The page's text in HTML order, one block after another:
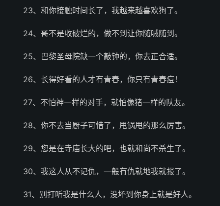
23、和你接触时间长了，我越来越喜欢狗了。
24、哥不是收破烂的，做不到让你随喊随到。
25、巴黎圣母院缺一个敲钟的，你去正合适。
26、长得好看的人才有青春，你只有青春痘！
27、不怕神一样的对手，就怕像猪一样的队友。
28、你不去当厨子可惜了，甩锅甩的那么厉害。
29、您是在寺庙长大的吧，也就和尚不杀生了。
30、我这人从不记仇，一般有仇就地我就报了。
31、别打听我是什么人，没坏到你身上就是好人。